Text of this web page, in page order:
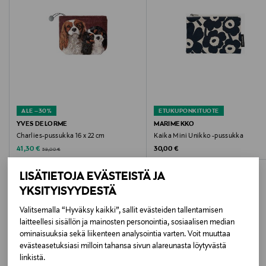
LISÄTIETOJA EVÄSTEISTÄ JA
YKSITYISYYDESTÄ
Valitsemalla “Hyväksy kaikki”, sallit evästeiden tallentamisen
laitteellesi sisällön ja mainosten personointia, sosiaalisen median
ominaisuuksia sekä liikenteen analysointia varten. Voit muuttaa
evästeasetuksiasi milloin tahansa sivun alareunasta löytyvästä
linkistä.
Valmistajan tuotenumero
1060304
Valmistaja
Yves Delorme S.A.
Valmistajan osoite
10 rue de la Pépinière, 75008 PARIS, France
ALE –30%
YVES DELORME
Charlies-pussukka 16 x 22 cm
Discounted Price
41,30 € Original Price
59,00 €
ETUKUPONKITUOTE
MARIMEKKO
Kaika Mini Unikko -pussukka
Original Price
30,00 €
LISÄÄ KIINNOSTAVIA
TUOTTEITA